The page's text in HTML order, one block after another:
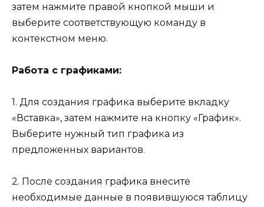
затем нажмите правой кнопкой мыши и
выберите соответствующую команду в
контекстном меню.
Работа с графиками:
1. Для создания графика выберите вкладку
«Вставка», затем нажмите на кнопку «График».
Выберите нужный тип графика из
предложенных вариантов.
2. После создания графика внесите
необходимые данные в появившуюся таблицу